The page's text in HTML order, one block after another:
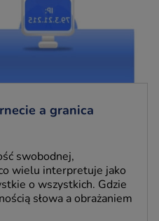
a granica
swobodnej,
wielu interpretuje jako
o wszystkich. Gdzie
słowa a obrażaniem